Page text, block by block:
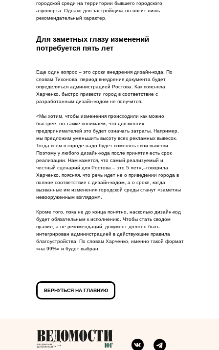
Для заметных глазу изменений
потребуется пять лет
городской среди на территории бывшего городского
аэропорта. Однако для застройщика он носит лишь
рекомендательный характер.
Еще один вопрос – это сроки внедрения дизайн-кода. По
словам Тихонова, период внедрения документа будет
определяться администрацией Ростова. Как поясняла
Харченко, быстро привести город в соответствие с
разработанным дизайн-кодом не получится.
«Мы хотим, чтобы изменения происходили как можно
быстрее, но также понимаем, что для многих
предпринимателей это будет означать затраты. Например,
мы предложим уменьшить высоту всех рекламных вывесок.
Тогда всем в городе надо будет поменять свои вывески.
Поэтому у любого дизайн-кода после принятия есть срок
реализации. Нам кажется, что самый реализуемый и
честный сценарий для Ростова – это 5 лет»,–говорила
Харченко, поясняя, что речь идет не о приведении города в
полное соответствие с дизайн-кодом, а о сроке, когда
вызванные им изменения городской среды станут «заметны
невооруженным взглядом».
Кроме того, пока не до конца понятно, насколько дизайн-код
будет обязательным к исполнению. Чтобы стать сводом
правил, а не рекомендаций, документ должен быть
интегрирован администрацией в действующие правила
благоустройства. По словам Харченко, именно такой формат
«на 99%» и будет выбран.
ВЕРНУТЬСЯ НА ГЛАВНУЮ